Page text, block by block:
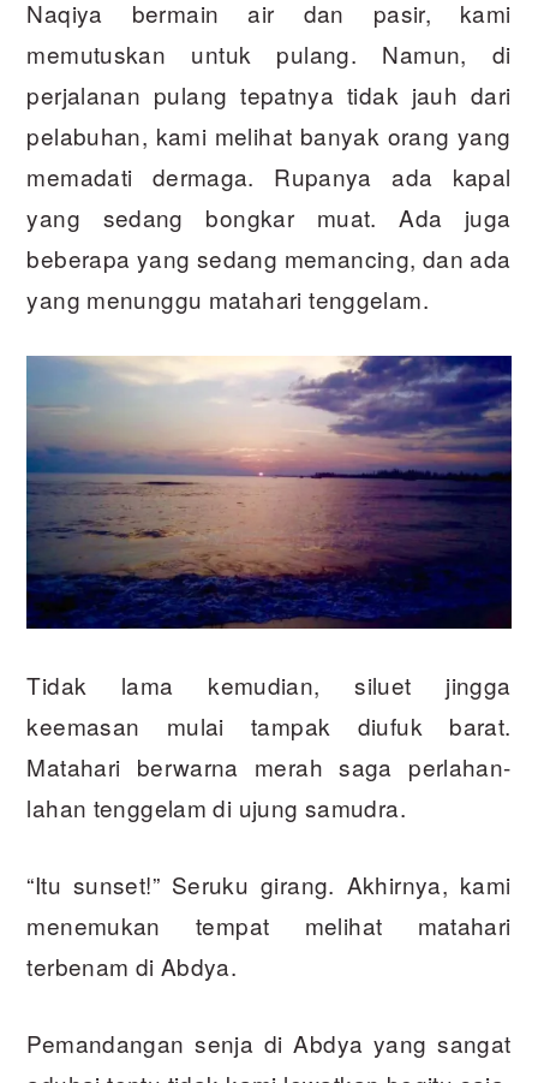
Naqiya bermain air dan pasir, kami
memutuskan untuk pulang. Namun, di
perjalanan pulang tepatnya tidak jauh dari
pelabuhan, kami melihat banyak orang yang
memadati dermaga. Rupanya ada kapal
yang sedang bongkar muat. Ada juga
beberapa yang sedang memancing, dan ada
yang menunggu matahari tenggelam.
Tidak lama kemudian, siluet jingga
keemasan mulai tampak diufuk barat.
Matahari berwarna merah saga perlahan-
lahan tenggelam di ujung samudra.
“Itu sunset!” Seruku girang. Akhirnya, kami
menemukan tempat melihat matahari
terbenam di Abdya.
Pemandangan senja di Abdya yang sangat